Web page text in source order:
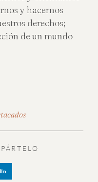
y hacernos
derechos;
de un mundo